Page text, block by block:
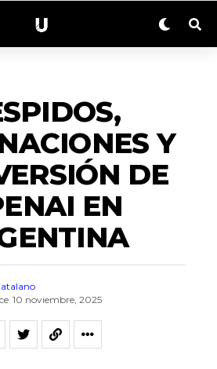
Y
DE
EN
10 noviembre, 2025